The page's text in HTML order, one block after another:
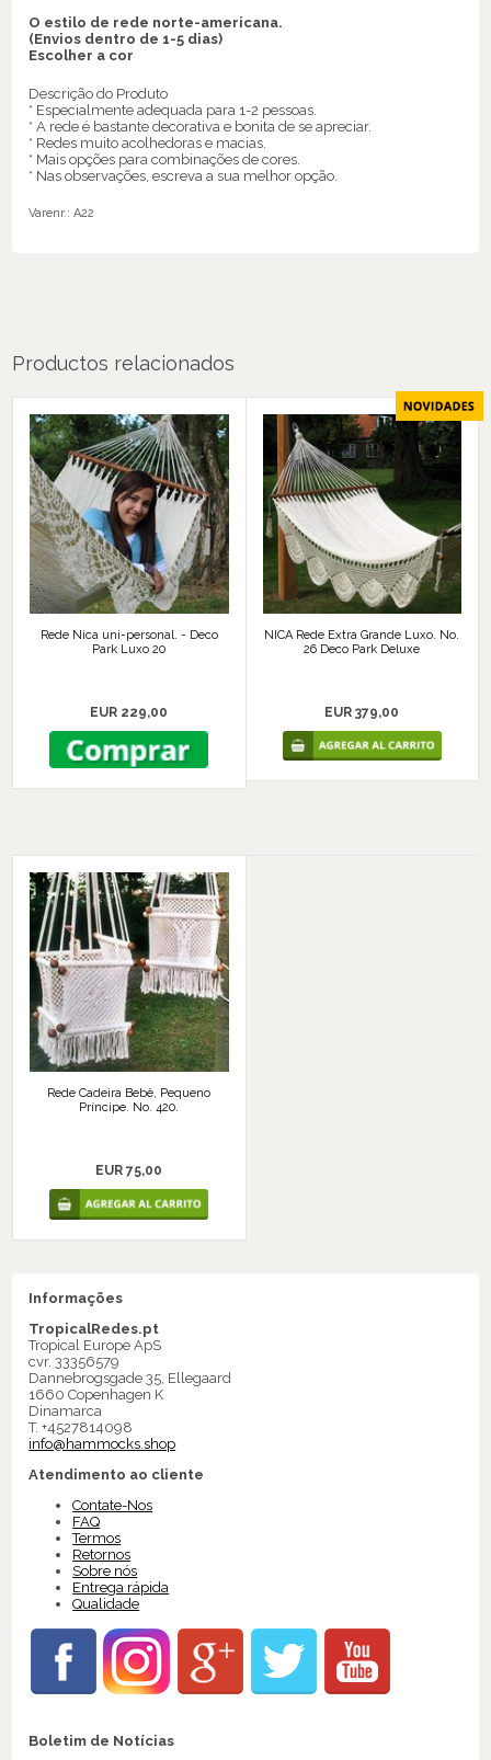
O estilo de rede norte-americana.
(Envios dentro de 1-5 dias)
Escolher a cor
Descrição do Produto
* Especialmente adequada para 1-2 pessoas.
* A rede é bastante decorativa e bonita de se apreciar.
* Redes muito acolhedoras e macias.
* Mais opções para combinações de cores.
* Nas observações, escreva a sua melhor opção.
Varenr.:A22
Productos relacionados
Rede Nica uni-personal. - Deco
Park Luxo 20
EUR 229,00
NICA Rede Extra Grande Luxo. No.
26 Deco Park Deluxe
EUR 379,00
Rede Cadeira Bebê, Pequeno
Príncipe. No. 420.
EUR 75,00
Informações
TropicalRedes.pt
Tropical Europe ApS
cvr. 33356579
Dannebrogsgade 35, Ellegaard
1660 Copenhagen K
Dinamarca
T. +4527814098
info@hammocks.shop
Atendimento ao cliente
Contate-Nos
FAQ
Termos
Retornos
Sobre nós
Entrega rápida
Qualidade
Boletim de Notícias